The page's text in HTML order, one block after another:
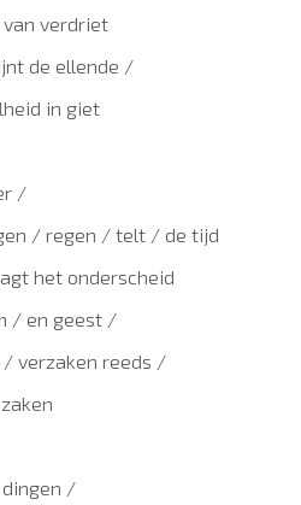
verdriet
de ellende /
in giet
/
/ regen / telt / de tijd
het onderscheid
/ en geest /
/ verzaken reeds /
dingen /